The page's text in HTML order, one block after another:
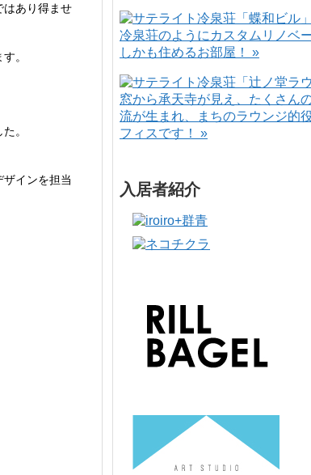
はあり得ませ
。
。
インを担当
冷泉荘のようにカスタムリノベ
しかも住めるお部屋！ »
窓から承天寺が見え、たくさん
流が生まれ、まちのラウンジ的
フィスです！ »
入居者紹介